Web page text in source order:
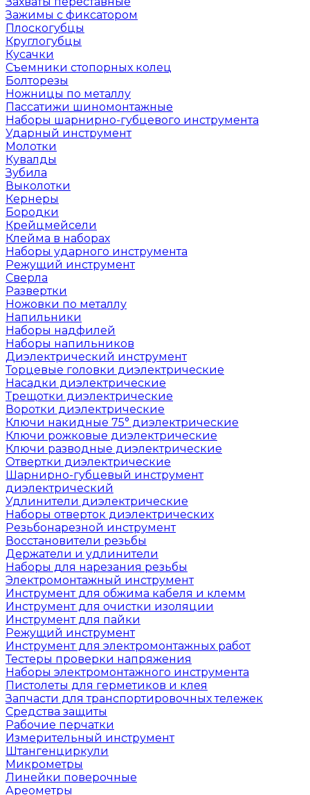
Зажимы с фиксатором
Плоскогубцы
Круглогубцы
Кусачки
Съемники стопорных колец
Болторезы
Ножницы по металлу
Пассатижи шиномонтажные
Наборы шарнирно-губцевого инструмента
Ударный инструмент
Молотки
Кувалды
Зубила
Выколотки
Кернеры
Бородки
Крейцмейсели
Клейма в наборах
Наборы ударного инструмента
Режущий инструмент
Сверла
Развертки
Ножовки по металлу
Напильники
Наборы надфилей
Наборы напильников
Диэлектрический инструмент
Торцевые головки диэлектрические
Насадки диэлектрические
Трещотки диэлектрические
Воротки диэлектрические
Ключи накидные 75° диэлектрические
Ключи рожковые диэлектрические
Ключи разводные диэлектрические
Отвертки диэлектрические
Шарнирно-губцевый инструмент
диэлектрический
Удлинители диэлектрические
Наборы отверток диэлектрических
Резьбонарезной инструмент
Восстановители резьбы
Держатели и удлинители
Наборы для нарезания резьбы
Электромонтажный инструмент
Инструмент для обжима кабеля и клемм
Инструмент для очистки изоляции
Инструмент для пайки
Режущий инструмент
Инструмент для электромонтажных работ
Тестеры проверки напряжения
Наборы электромонтажного инструмента
Пистолеты для герметиков и клея
Запчасти для транспортировочных тележек
Средства защиты
Рабочие перчатки
Измерительный инструмент
Штангенциркули
Микрометры
Линейки поверочные
Ареометры